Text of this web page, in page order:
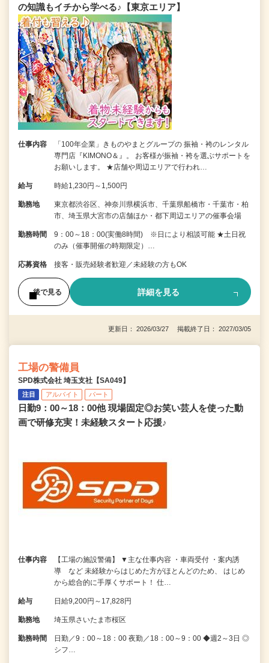
の知識もイチから学べる♪【東京エリア】
仕事内容
「100年企業」きものやまとグループの 振袖・袴のレンタル
専門店『KIMONO＆』。 お客様が振袖・袴を選ぶサポートを
お願いします。 ★店舗や周辺エリアで行われ…
給与 時給1,230円～1,500円
勤務地
東京都渋谷区、神奈川県横浜市、千葉県船橋市・千葉市・柏
市、埼玉県大宮市の店舗ほか・都下周辺エリアの催事会場
勤務時間
9：00～18：00(実働8時間) ※日により相談可能 ★土日祝
のみ（催事開催の時期限定）…
応募資格 接客・販売経験者歓迎／未経験の方もOK
後で見る 詳細を見る
更新日： 2026/03/27 掲載終了日： 2027/03/05
工場の警備員
SPD株式会社 埼玉支社【SA049】
注目 アルバイト パート
日勤9：00～18：00他 現場固定◎お笑い芸人を使った動
画で研修充実！未経験スタート応援♪
仕事内容
【工場の施設警備】 ▼主な仕事内容 ・車両受付 ・案内誘
導 など 未経験からはじめた方がほとんどのため、 はじめ
から総合的に手厚くサポート！ 仕…
給与 日給9,200円～17,828円
勤務地 埼玉県さいたま市桜区
勤務時間
日勤／9：00～18：00 夜勤／18：00～9：00 ◆週2～3日 ◎
シフ…